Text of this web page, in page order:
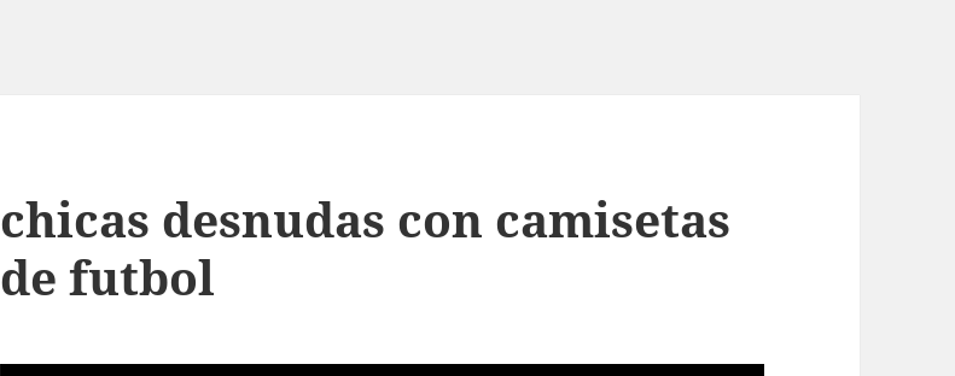
chicas desnudas con camisetas
de futbol